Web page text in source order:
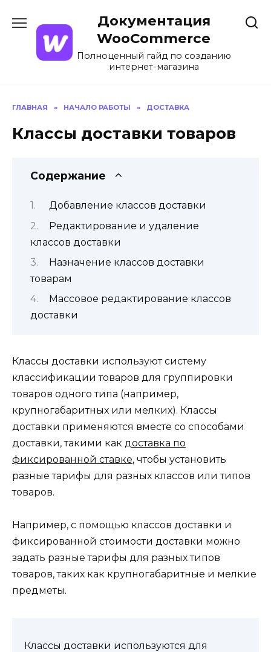
содержанию
Документация
WooCommerce
Полноценный гайд по созданию
интернет-магазина
ГЛАВНАЯ » НАЧАЛО РАБОТЫ » ДОСТАВКА
Классы доставки товаров
Содержание
Добавление классов доставки
Редактирование и удаление
классов доставки
Назначение классов доставки
товарам
Массовое редактирование классов
доставки
Классы доставки используют систему
классификации товаров для группировки
товаров одного типа (например,
крупногабаритных или мелких). Классы
доставки применяются вместе со способами
доставки, такими как доставка по
фиксированной ставке, чтобы установить
разные тарифы для разных классов или типов
товаров.
Например, с помощью классов доставки и
фиксированной стоимости доставки можно
задать разные тарифы для разных типов
товаров, таких как крупногабаритные и мелкие
предметы.
Классы доставки используются для